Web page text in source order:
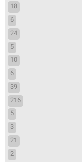
18
6
24
5
10
6
39
216
5
3
21
2